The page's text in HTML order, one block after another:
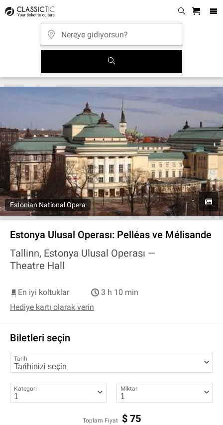
Estonian National Opera
Estonya Ulusal Operası: Pelléas ve Mélisande
Tallinn, Estonya Ulusal Operası —
Theatre Hall
En iyi koltuklar
3 h 10 min
Hediye kartı olarak verin
Biletleri seçin
Tarih
Kategori Miktar
Toplam Fiyat $ 75